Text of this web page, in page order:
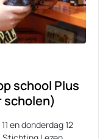
school Plus
scholen)
en donderdag 12